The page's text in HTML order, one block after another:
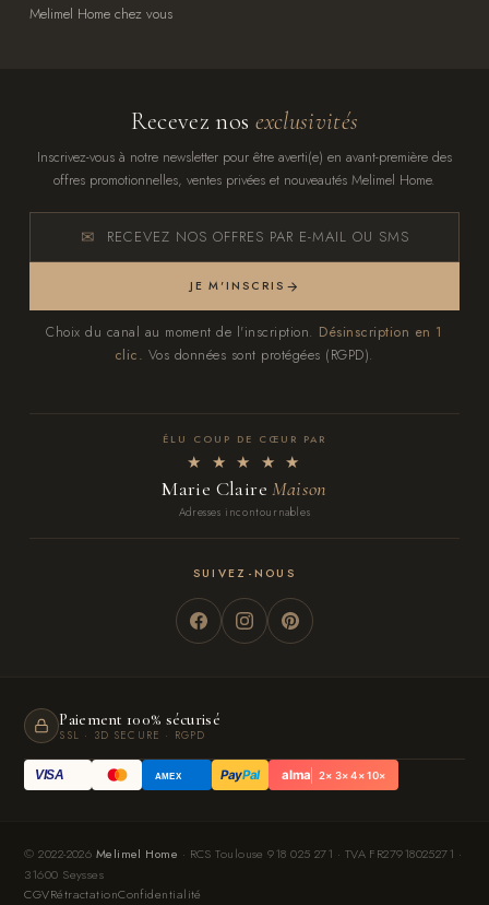
Melimel Home chez vous
Recevez nos exclusivités
Inscrivez-vous à notre newsletter pour être averti(e) en avant-première des
offres promotionnelles, ventes privées et nouveautés Melimel Home.
RECEVEZ NOS OFFRES PAR E-MAIL OU SMS
JE M'INSCRIS
Choix du canal au moment de l'inscription. Désinscription en 1
clic. Vos données sont protégées (RGPD).
ÉLU COUP DE CŒUR PAR
★ ★ ★ ★ ★
Marie ClaireMaison
Adresses incontournables
SUIVEZ-NOUS
Paiement 100% sécurisé
SSL · 3D SECURE · RGPD
VISA AMEX PayPal alma 2× 3× 4× 10×
© 2022-2026 Melimel Home · RCS Toulouse 918 025 271 · TVA FR27918025271 ·
31600 Seysses
CGVRétractationConfidentialité